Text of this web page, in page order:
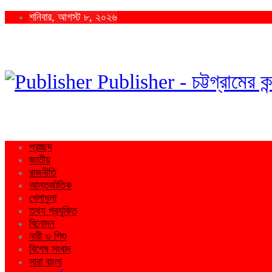
শনিবার, আগস্ট ৮, ২০২৬
Publisher - চট্টগ্রামের
প্রচ্ছদ
জাতীয়
রাজনীতি
আন্তর্জাতিক
খেলাধুলা
তথ্য প্রযুক্তি
বিনোদন
নারী ও শিশু
বিশেষ সংবাদ
সারা বাংলা